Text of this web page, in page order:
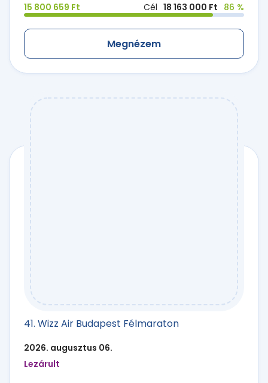
15 800 659 Ft Cél 18 163 000 Ft 86 %
Megnézem
41. Wizz Air Budapest Félmaraton
2026. augusztus 06.
Lezárult